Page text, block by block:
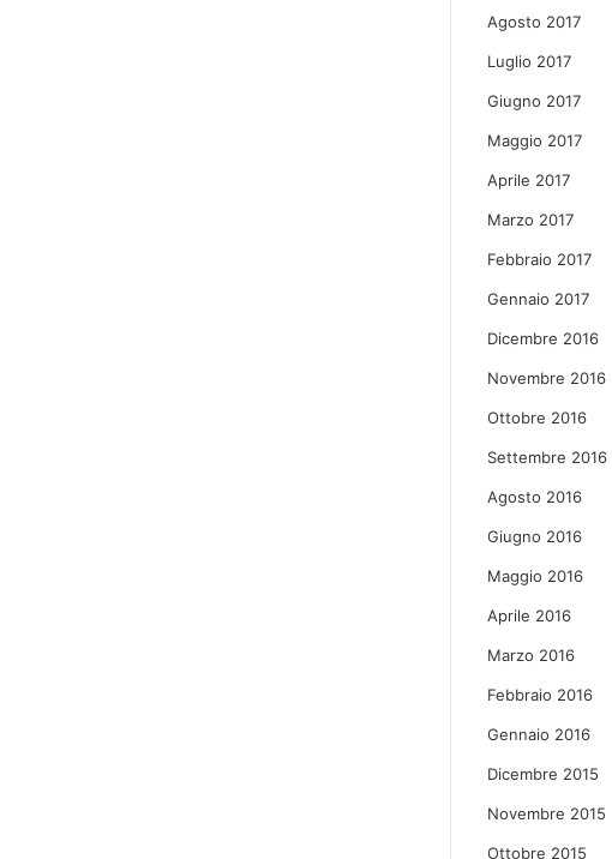
Agosto 2017
Luglio 2017
Giugno 2017
Maggio 2017
Aprile 2017
Marzo 2017
Febbraio 2017
Gennaio 2017
Dicembre 2016
Novembre 2016
Ottobre 2016
Settembre 2016
Agosto 2016
Giugno 2016
Maggio 2016
Aprile 2016
Marzo 2016
Febbraio 2016
Gennaio 2016
Dicembre 2015
Novembre 2015
Ottobre 2015